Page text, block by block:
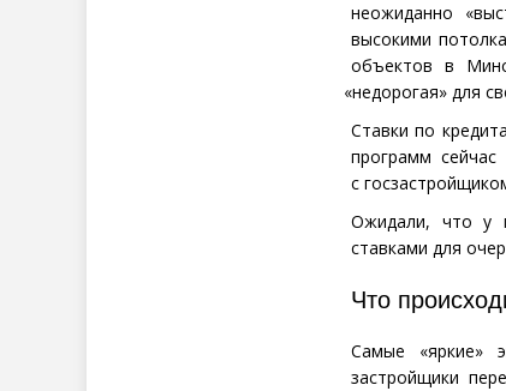
неожиданно
«
высокими
объектов в
«недорогая» для
Ставки по
программ
с
Ожидали, что у
ставками для
Что
Самые «яркие»
застройщики